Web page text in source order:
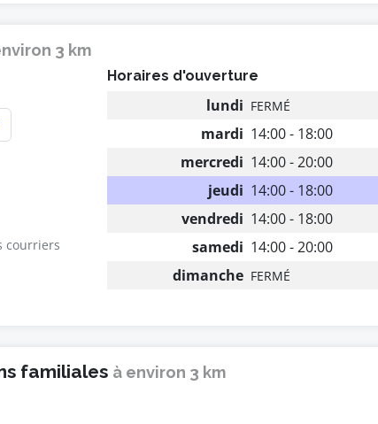
3 km
courriers
Horaires d'ouverture
lundi FERMÉ
mardi 14:00 - 18:00
mercredi 14:00 - 20:00
jeudi 14:00 - 18:00
vendredi 14:00 - 18:00
samedi 14:00 - 20:00
dimanche FERMÉ
familiales à environ 3 km